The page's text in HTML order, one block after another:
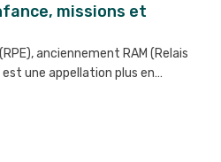
missions et
anciennement RAM (Relais
une appellation plus en…